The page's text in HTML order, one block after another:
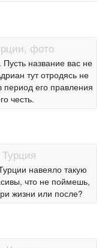
название вас не
тут отродясь не
его правления
честь.
навеяло такую
что не поймешь,
жизни или после?